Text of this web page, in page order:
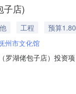
子店)
工程
预算
州市文化馆
罗湖佬包子店）投资
转让方名称抚州市